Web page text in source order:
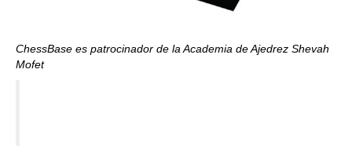
ChessBase es patrocinador de la Academia de Ajedrez Shevah
Mofet